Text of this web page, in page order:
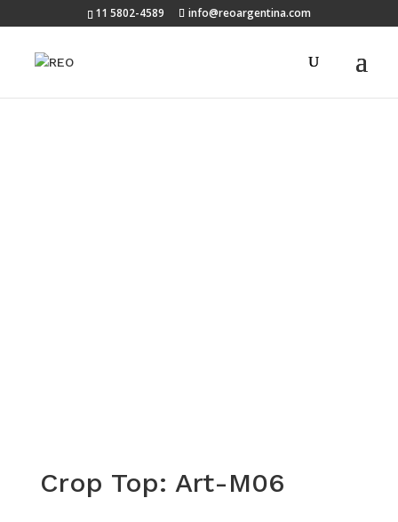
11 5802-4589 info@reoargentina.com
Crop Top: Art-M06